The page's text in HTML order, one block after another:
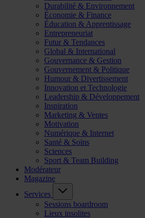
Durabilité & Environnement
Économie & Finance
Éducation & Apprentissage
Entrepreneuriat
Futur & Tendances
Global & International
Gouvernance & Gestion
Gouvernement & Politique
Humour & Divertissement
Innovation et Technologie
Leadership & Développement
Inspiration
Marketing & Ventes
Motivation
Numérique & Internet
Santé & Soins
Sciences
Sport & Team Building
Modérateur
Magazine
Services
Sessions boardroom
Lieux insolites